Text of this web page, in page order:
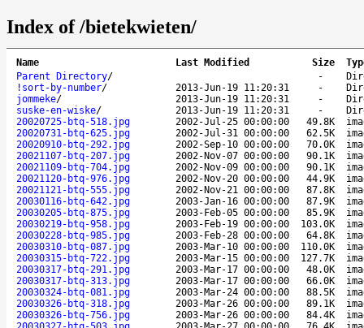
Index of /bietekwieten/
Name Last Modified Size
Parent Directory/ -
!sort-by-number/ 2013-Jun-19 11:20:31 -
jommeke/ 2013-Jun-19 11:20:31 -
suske-en-wiske/ 2013-Jun-19 11:20:31 -
20020725-btq-518.jpg
2002-Jul-25 00:00:00 49.8K
20020731-btq-625.jpg
2002-Jul-31 00:00:00 62.5K
20020910-btq-292.jpg
2002-Sep-10 00:00:00 70.0K
20021107-btq-207.jpg
2002-Nov-07 00:00:00 90.1K
20021109-btq-704.jpg
2002-Nov-09 00:00:00 90.1K
20021120-btq-976.jpg
2002-Nov-20 00:00:00 44.9K
20021121-btq-555.jpg
2002-Nov-21 00:00:00 87.8K
20030116-btq-642.jpg
2003-Jan-16 00:00:00 87.9K
20030205-btq-875.jpg
2003-Feb-05 00:00:00 85.9K
20030219-btq-958.jpg
2003-Feb-19 00:00:00 103.0K
20030228-btq-985.jpg
2003-Feb-28 00:00:00 64.8K
20030310-btq-087.jpg
2003-Mar-10 00:00:00 110.0K
20030315-btq-722.jpg
2003-Mar-15 00:00:00 127.7K
20030317-btq-291.jpg
2003-Mar-17 00:00:00 48.0K
20030317-btq-313.jpg
2003-Mar-17 00:00:00 66.0K
20030324-btq-081.jpg
2003-Mar-24 00:00:00 88.5K
20030326-btq-318.jpg
2003-Mar-26 00:00:00 89.1K
20030326-btq-756.jpg
2003-Mar-26 00:00:00 84.4K